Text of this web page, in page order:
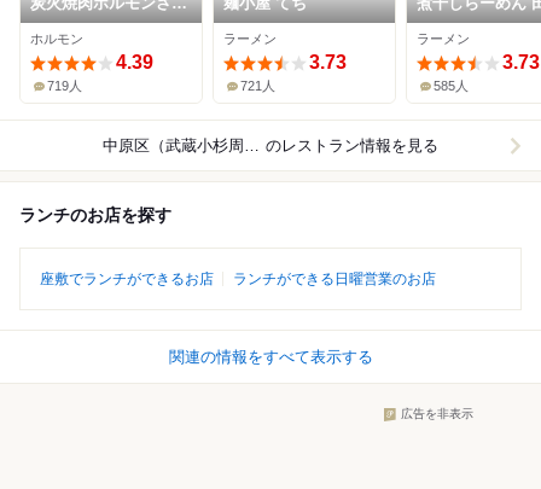
いし
ホルモン
4.39
719人
ラーメン
3.73
721人
にぼる
ラーメン
3.73
585人
中原区（武蔵小杉周辺） のレストラン情報を見る
ランチのお店を探す
座敷でランチができるお店 ランチができる日曜営業のお店
関連の情報をすべて表示する
広告を非表示